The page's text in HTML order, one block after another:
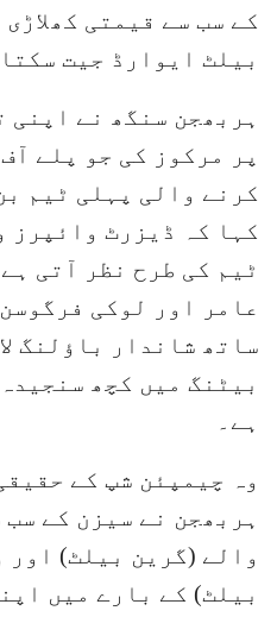
کے سب سے قیمتی
بیلٹ ایوارڈ جیت سکتا
ہربھجن سنگھ نے اپنی
پر مرکوز کی جو پلے
کرنے والی پہلی ٹیم
کہا کہ ڈیزرٹ وائپرز
ٹیم کی طرح نظر آتی
عامر اور لوکی
ساتھ شاندار باؤلنگ
بیٹنگ میں کچھ
ہے۔
وہ چیمپئن شپ کے
ہربھجن نے سیزن کے
والے (گرین بیلٹ)
بیلٹ) کے بارے میں